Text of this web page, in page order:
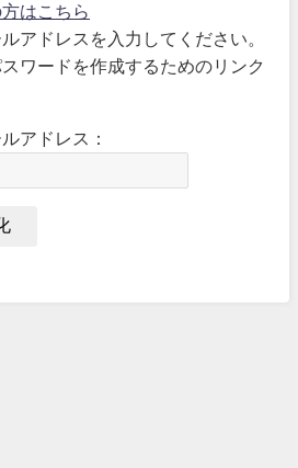
はこちら
アドレスを入力してください。
ワードを作成するためのリンク
アドレス：